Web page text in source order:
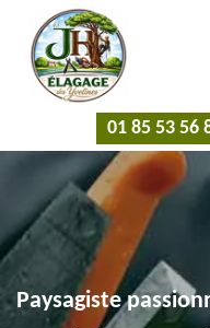
01 85 53 56
Paysagiste